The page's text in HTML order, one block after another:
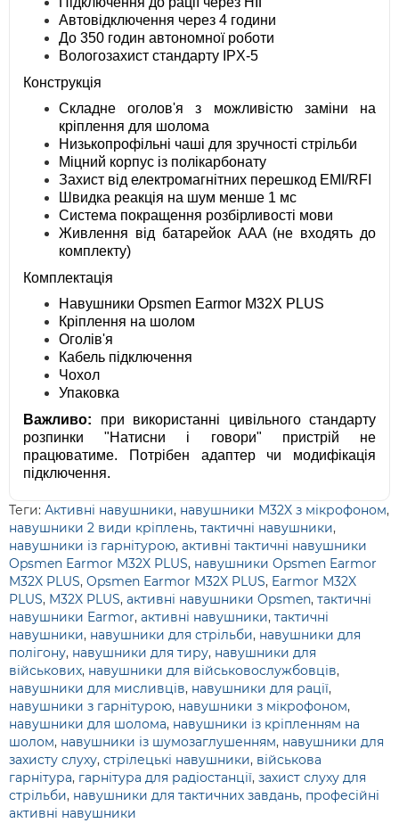
Автовідключення через 4 години
До 350 годин автономної роботи
Вологозахист стандарту IPX-5
Конструкція
Складне оголов'я з можливістю заміни на
кріплення для шолома
Низькопрофільні чаші для зручності стрільби
Міцний корпус із полікарбонату
Захист від електромагнітних перешкод EMI/RFI
Швидка реакція на шум менше 1 мс
Система покращення розбірливості мови
Живлення від батарейок AAA (не входять до
комплекту)
Комплектація
Навушники Opsmen Earmor M32X PLUS
Кріплення на шолом
Оголів'я
Кабель підключення
Чохол
Упаковка
Важливо: при використанні цивільного стандарту
розпинки "Натисни і говори" пристрій не
працюватиме. Потрібен адаптер чи модифікація
підключення.
Теги: Активні навушники, навушники M32X з мікрофоном,
навушники 2 види кріплень, тактичні навушники,
навушники із гарнітурою, активні тактичні навушники
Opsmen Earmor M32X PLUS, навушники Opsmen Earmor
M32X PLUS, Opsmen Earmor M32X PLUS, Earmor M32X
PLUS, M32X PLUS, активні навушники Opsmen, тактичні
навушники Earmor, активні навушники, тактичні
навушники, навушники для стрільби, навушники для
полігону, навушники для тиру, навушники для
військових, навушники для військовослужбовців,
навушники для мисливців, навушники для рації,
навушники з гарнітурою, навушники з мікрофоном,
навушники для шолома, навушники із кріпленням на
шолом, навушники із шумозаглушенням, навушники для
захисту слуху, стрілецькі навушники, військова
гарнітура, гарнітура для радіостанції, захист слуху для
стрільби, навушники для тактичних завдань, професійні
активні навушники